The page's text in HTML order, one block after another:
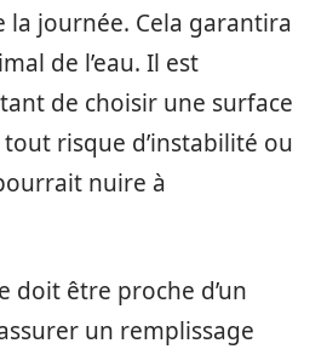
la journée. Cela garantira
de l’eau. Il est
de choisir une surface
risque d’instabilité ou
nuire à
doit être proche d’un
un remplissage